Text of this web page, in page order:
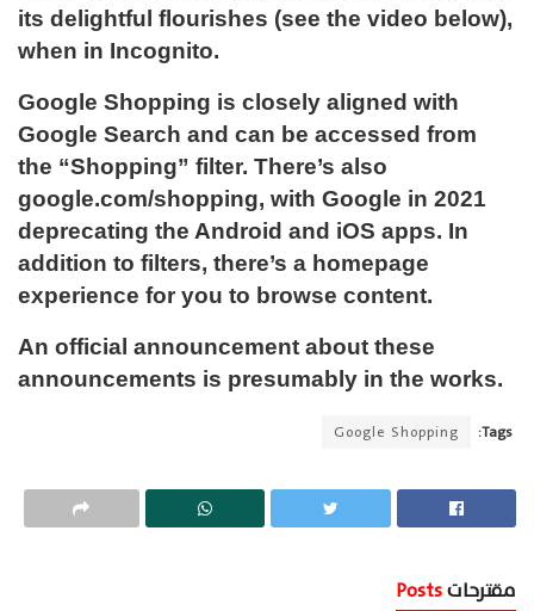
its delightful flourishes (see the video below),
when in Incognito.
Google Shopping is closely aligned with
Google Search and can be accessed from
the “Shopping” filter. There’s also
google.com/shopping, with Google in 2021
deprecating the Android and iOS apps. In
addition to filters, there’s a homepage
experience for you to browse content.
An official announcement about these
announcements is presumably in the works.
Tags:
Google Shopping
مقترحات